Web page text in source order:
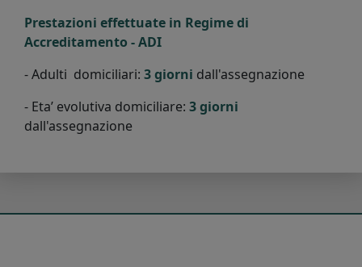
Prestazioni effettuate in Regime di
Accreditamento - ADI
- Adulti domiciliari: 3 giorni dall'assegnazione
- Eta’ evolutiva domiciliare: 3 giorni
dall'assegnazione